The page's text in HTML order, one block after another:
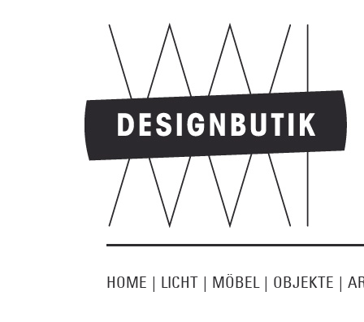
HOME | LICHT | MÖBEL | OBJEKTE |